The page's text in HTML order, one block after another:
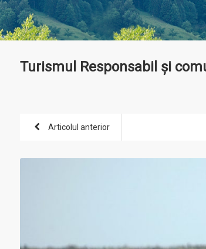
Turismul Responsabil şi
Articolul anterior